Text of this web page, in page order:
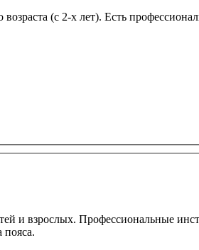
возраста (с 2-х лет). Есть
и взрослых. Профессиональные
пояса.